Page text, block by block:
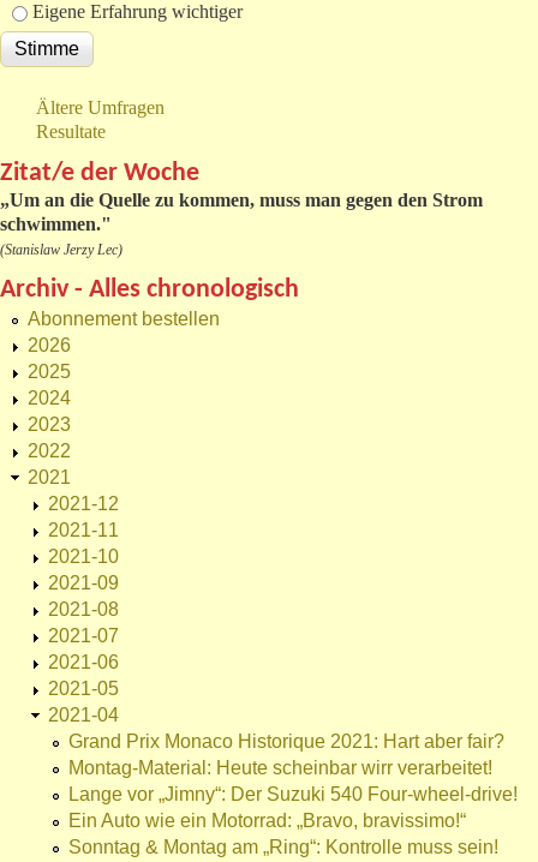
Eigene Erfahrung wichtiger
Ältere Umfragen
Resultate
Zitat/e der Woche
„Um an die Quelle zu kommen, muss man gegen den Strom
schwimmen."
(Stanislaw Jerzy Lec)
Archiv - Alles chronologisch
Abonnement bestellen
2026
2025
2024
2023
2022
2021
2021-12
2021-11
2021-10
2021-09
2021-08
2021-07
2021-06
2021-05
2021-04
Grand Prix Monaco Historique 2021: Hart aber fair?
Montag-Material: Heute scheinbar wirr verarbeitet!
Lange vor „Jimny“: Der Suzuki 540 Four-wheel-drive!
Ein Auto wie ein Motorrad: „Bravo, bravissimo!“
Sonntag & Montag am „Ring“: Kontrolle muss sein!